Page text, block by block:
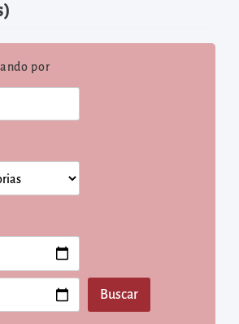
por